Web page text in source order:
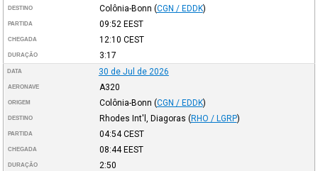
DESTINO Colônia-Bonn (CGN / EDDK)
PARTIDA 09:52 EEST
CHEGADA 12:10 CEST
DURAÇÃO 3:17
DATA 30 de Jul de 2026
AERONAVE A320
ORIGEM Colônia-Bonn (CGN / EDDK)
DESTINO Rhodes Int'l, Diagoras (RHO / LGRP)
PARTIDA 04:54CEST
CHEGADA 08:44EEST
DURAÇÃO 2:50